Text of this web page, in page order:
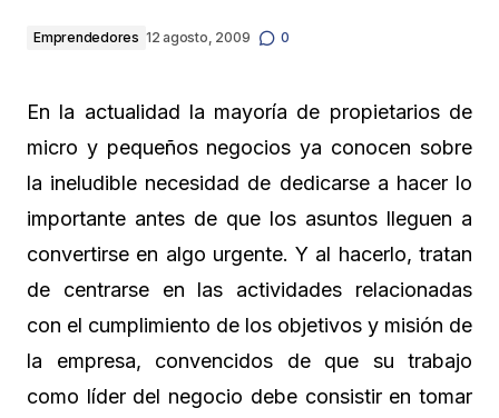
Emprendedores 12 agosto, 2009 0
En la actualidad la mayoría de propietarios de
micro y pequeños negocios ya conocen sobre
la ineludible necesidad de dedicarse a hacer lo
importante antes de que los asuntos lleguen a
convertirse en algo urgente. Y al hacerlo, tratan
de centrarse en las actividades relacionadas
con el cumplimiento de los objetivos y misión de
la empresa, convencidos de que su trabajo
como líder del negocio debe consistir en tomar